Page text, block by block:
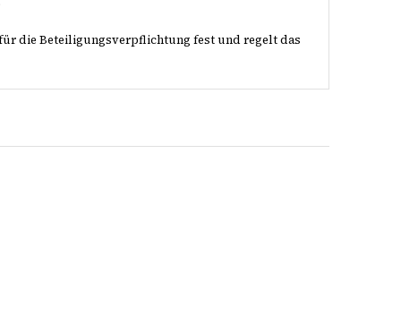
die Beteiligungsverpflichtung fest und regelt das